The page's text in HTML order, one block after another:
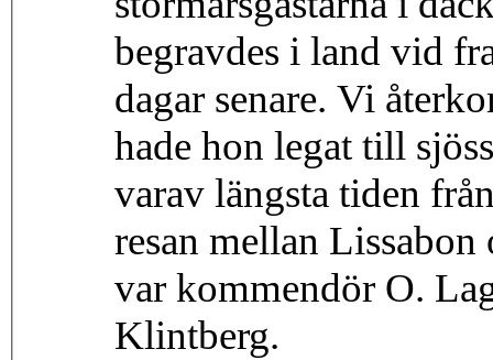
begravdes i land vid
dagar senare. Vi
hade hon legat till
varav längsta tiden
resan mellan
var kommendör O.
Klintberg.